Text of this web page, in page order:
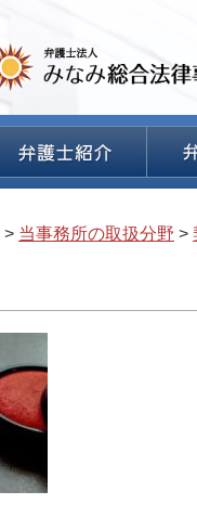
> 当事務所の取扱分野 >